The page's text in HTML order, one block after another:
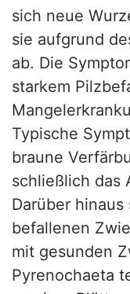
sich neue
sie aufgrund
ab. Die
starkem
Typische
braune
schließlich das
Darüber
befallenen
mit gesunden
Pyrenochaeta